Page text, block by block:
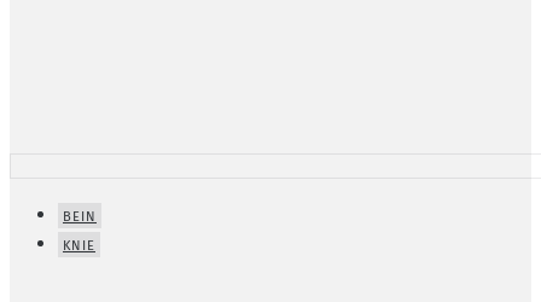
BEIN
KNIE